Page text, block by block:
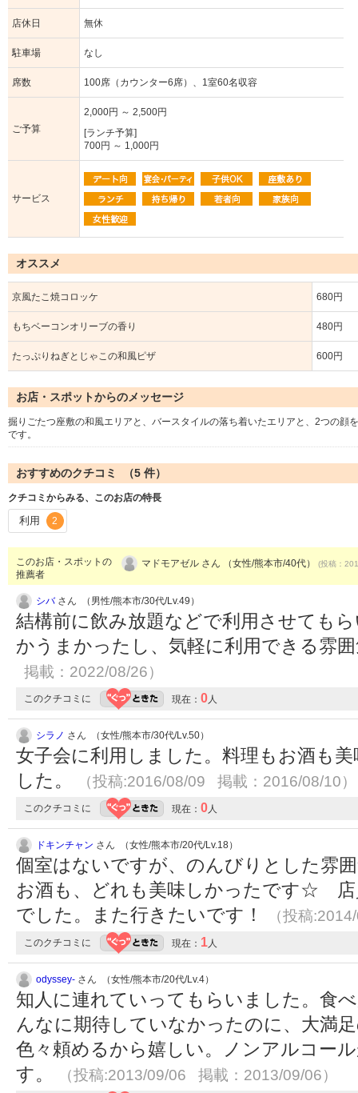
店休日 無休
駐車場 なし
席数 100席（カウンター6席）、1室60名収容
ご予算
2,000円 ～ 2,500円
[ランチ予算]
700円 ～ 1,000円
サービス
オススメ
京風たこ焼コロッケ 680円
もちベーコンオリーブの香り 480円
たっぷりねぎとじゃこの和風ピザ 600円
お店・スポットからのメッセージ
掘りごたつ座敷の和風エリアと、バースタイルの落ち着いたエリアと、2つの顔
です。
おすすめのクチコミ （5 件）
クチコミからみる、このお店の特長
利用 2
このお店・スポットの
推薦者
マドモアゼル さん （女性/熊本市/40代） (投稿：
シバさん （男性/熊本市/30代/Lv.49）
結構前に飲み放題などで利用させても
かうまかったし、気軽に利用できる雰
掲載：2022/08/26）
このクチコミに 現在： 0 人
シラノ さん （女性/熊本市/30代/Lv.50）
女子会に利用しました。料理もお酒も
した。
（投稿:2016/08/09 掲載：2016/08/10）
このクチコミに 現在： 0 人
ドキンチャン さん （女性/熊本市/20代/Lv.18）
個室はないですが、のんびりとした雰
お酒も、どれも美味しかったです☆ 店
でした。また行きたいです！
（投稿
このクチコミに 現在： 1 人
odyssey- さん （女性/熊本市/20代/Lv.4）
知人に連れていってもらいました。食
んなに期待していなかったのに、大満
色々頼めるから嬉しい。ノンアルコー
す。
（投稿:2013/09/06 掲載：2013/09/06）